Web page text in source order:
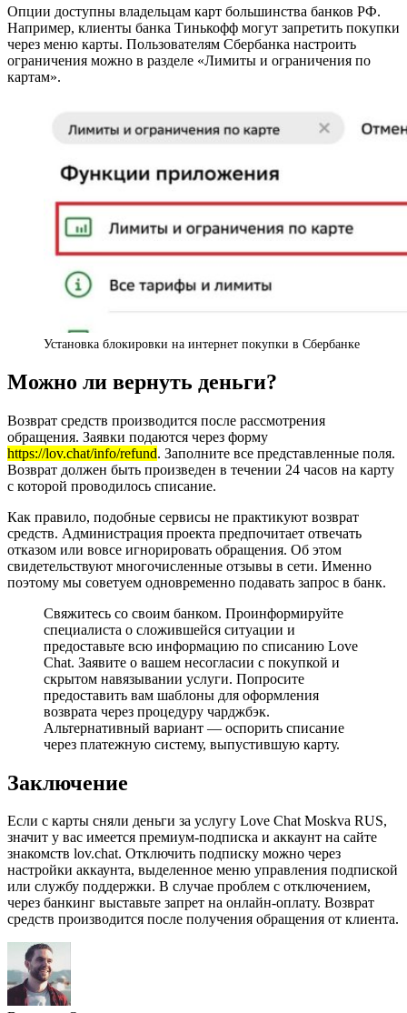
Опции доступны владельцам карт большинства банков РФ.
Например, клиенты банка Тинькофф могут запретить покупки
через меню карты. Пользователям Сбербанка настроить
ограничения можно в разделе «Лимиты и ограничения по
картам».
Установка блокировки на интернет покупки в Сбербанке
Можно ли вернуть деньги?
Возврат средств производится после рассмотрения
обращения. Заявки подаются через форму
https://lov.chat/info/refund. Заполните все представленные поля.
Возврат должен быть произведен в течении 24 часов на карту
с которой проводилось списание.
Как правило, подобные сервисы не практикуют возврат
средств. Администрация проекта предпочитает отвечать
отказом или вовсе игнорировать обращения. Об этом
свидетельствуют многочисленные отзывы в сети. Именно
поэтому мы советуем одновременно подавать запрос в банк.
Свяжитесь со своим банком. Проинформируйте
специалиста о сложившейся ситуации и
предоставьте всю информацию по списанию Love
Chat. Заявите о вашем несогласии с покупкой и
скрытом навязывании услуги. Попросите
предоставить вам шаблоны для оформления
возврата через процедуру чарджбэк.
Альтернативный вариант — оспорить списание
через платежную систему, выпустившую карту.
Заключение
Если с карты сняли деньги за услугу Love Chat Moskva RUS,
значит у вас имеется премиум-подписка и аккаунт на сайте
знакомств lov.chat. Отключить подписку можно через
настройки аккаунта, выделенное меню управления подпиской
или службу поддержки. В случае проблем с отключением,
через банкинг выставьте запрет на онлайн-оплату. Возврат
средств производится после получения обращения от клиента.